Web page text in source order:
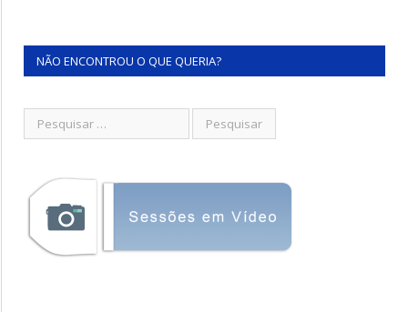
NÃO ENCONTROU O QUE QUERIA?